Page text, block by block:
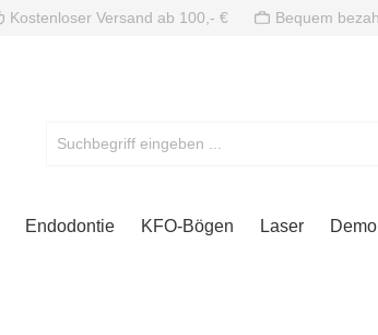
Kostenloser Versand ab 100,- € Bequem
Endodontie KFO-Bögen Laser